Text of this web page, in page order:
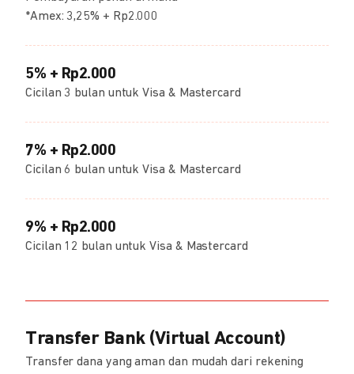
*Amex: 3,25% + Rp2.000
5% + Rp2.000
Cicilan 3 bulan untuk Visa & Mastercard
7% + Rp2.000
Cicilan 6 bulan untuk Visa & Mastercard
9% + Rp2.000
Cicilan 12 bulan untuk Visa & Mastercard
Transfer Bank (Virtual Account)
Transfer dana yang aman dan mudah dari rekening